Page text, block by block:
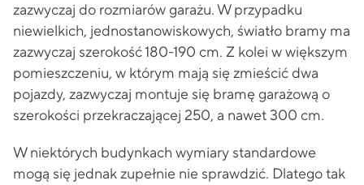
zazwyczaj do rozmiarów garażu. W przypadku
niewielkich, jednostanowiskowych, światło bramy ma
zazwyczaj szerokość 180-190 cm. Z kolei w większym
pomieszczeniu, w którym mają się zmieścić dwa
pojazdy, zazwyczaj montuje się bramę garażową o
szerokości przekraczającej 250, a nawet 300 cm.
W niektórych budynkach wymiary standardowe
mogą się jednak zupełnie nie sprawdzić. Dlatego tak